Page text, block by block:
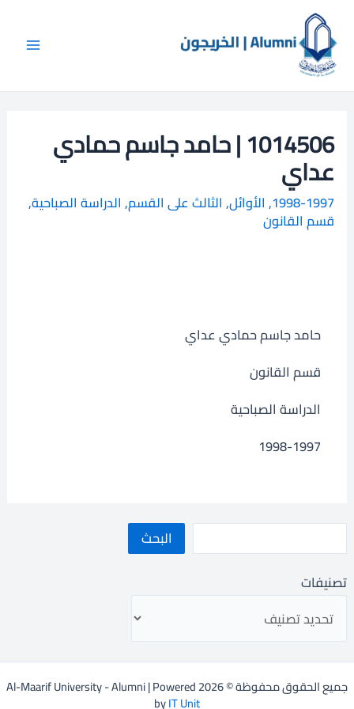
المحتوى
البحث
تصنيفات
1014506 | حامد جاسم حمادي
عداي
1998-1997
, الأوائل, الثالث على القسم, الدراسة الصباحية,
قسم القانون
حامد جاسم حمادي عداي
قسم القانون
الدراسة الصباحية
1998-1997
جميع الحقوق محفوظة © 2026 Al-Maarif University - Alumni | Powered
byIT Unit